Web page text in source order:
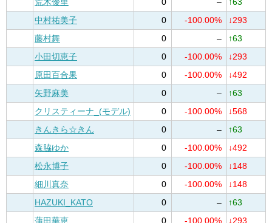
荒木優里 0 –
↑63
中村祐美子
0 -100.00%
↓293
藤村舞
0 –
↑63
小田切恵子
0 -100.00%
↓293
原田百合果
0 -100.00%
↓492
矢野麻美
0 –
↑63
クリスティーナ_(モデル)
0 -100.00%
↓568
きんきら☆きん
0 –
↑63
森脇ゆか
0 -100.00%
↓492
松永博子
0 -100.00%
↓148
細川真奈
0 -100.00%
↓148
HAZUKI_KATO
0 –
↑63
蒲田華恵
0 -100.00%
↓293